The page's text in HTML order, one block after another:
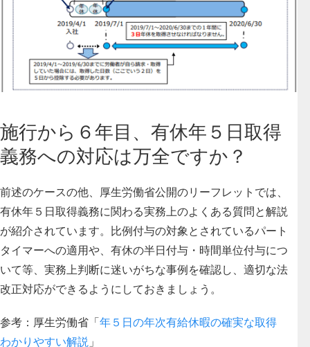
施行から６年目、有休年５日取得
義務への対応は万全ですか？
前述のケースの他、厚生労働省公開のリーフレットでは、
有休年５日取得義務に関わる実務上のよくある質問と解説
が紹介されています。比例付与の対象とされているパート
タイマーへの適用や、有休の半日付与・時間単位付与につ
いて等、実務上判断に迷いがちな事例を確認し、適切な法
改正対応ができるようにしておきましょう。
参考：厚生労働省「年５日の年次有給休暇の確実な取得
わかりやすい解説 」